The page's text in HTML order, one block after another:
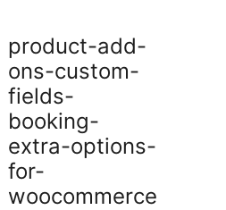
product-add-
ons-custom-
fields-
booking-
extra-options-
for-
woocommerce